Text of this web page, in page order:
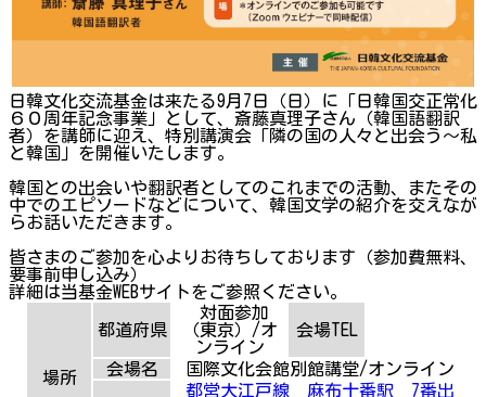
日韓文化交流基金は来たる9月7日（日）に「日韓国交正常化
６０周年記念事業」として、斎藤真理子さん（韓国語翻訳
者）を講師に迎え、特別講演会「隣の国の人々と出会う～私
と韓国」を開催いたします。
韓国との出会いや翻訳者としてのこれまでの活動、またその
中でのエピソードなどについて、韓国文学の紹介を交えなが
らお話いただきます。
皆さまのご参加を心よりお待ちしております（参加費無料、
要事前申し込み）
詳細は当基金WEBサイトをご参照ください。
場所
都道府県
対面参加
（東京）/オ
ンライン
会場TEL
会場名
国際文化会館別館講堂/オンライン
都営大江戸線 麻布十番駅 7番出